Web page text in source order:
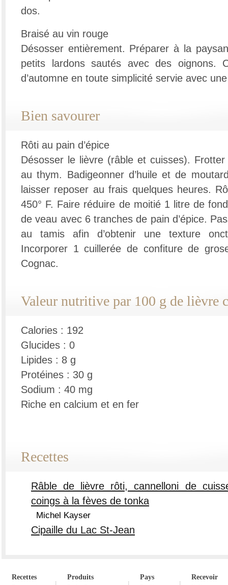
dos.
Braisé au vin rouge
Désosser entièrement. Préparer à la
petits lardons sautés avec des oignons.
d’automne en toute simplicité servie avec
Bien savourer
Rôti au pain d’épice
Désosser le lièvre (râble et cuisses).
au thym. Badigeonner d’huile et de
laisser reposer au frais quelques heures.
450° F. Faire réduire de moitié 1 litre de
de veau avec 6 tranches de pain d’épice.
au tamis afin d’obtenir une texture
Incorporer 1 cuillerée de confiture de
Cognac.
Valeur nutritive par 100 g de lièvre
Calories : 192
Glucides : 0
Lipides : 8 g
Protéines : 30 g
Sodium : 40 mg
Riche en calcium et en fer
Recettes
Râble de lièvre rôti, cannelloni de
coings à la fèves de tonka
Michel Kayser
Cipaille du Lac St-Jean
Recettes Produits Pays Recevoir